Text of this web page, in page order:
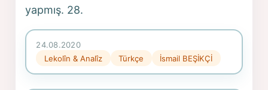
yapmış. 28.
24.08.2020
Lekolîn & Analîz
Türkçe İsmail BEŞİKÇİ